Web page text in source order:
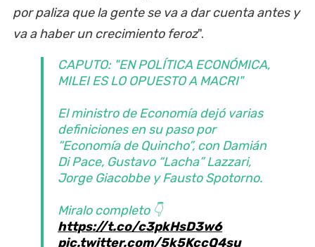
por paliza que la gente se va a dar cuenta antes y
va a haber un crecimiento feroz".
CAPUTO: "EN POLÍTICA ECONÓMICA,
MILEI ES LO OPUESTO A MACRI"
El ministro de Economía dejó varias
definiciones en su paso por
“Economía de Quincho”, con Damián
Di Pace, Gustavo “Lacha” Lazzari,
Jorge Giacobbe y Fausto Spotorno.
Miralo completo 👇
https://t.co/c3pkHsD3w6
pic.twitter.com/5k5KccQ4su